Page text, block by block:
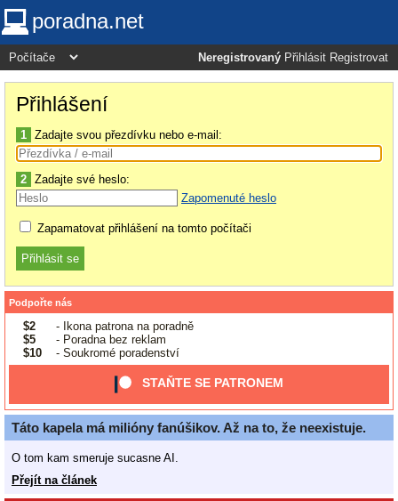
poradna.net
Neregistrovaný Přihlásit Registrovat
Přihlášení
1 Zadajte svou přezdívku nebo e-mail:
2 Zadajte své heslo:
Zapomenuté heslo
Zapamatovat přihlášení na tomto počítači
Podpořte nás
$2
- Ikona patrona na poradně
$5
- Poradna bez reklam
$10
- Soukromé poradenství
STAŇTE SE PATRONEM
Táto kapela má milióny fanúšikov. Až na to, že neexistuje.
O tom kam smeruje sucasne AI.
Přejít na článek